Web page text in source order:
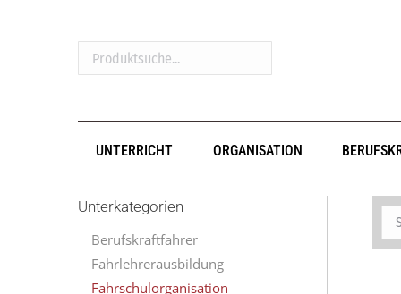
Produktsuche...
UNTERRICHT ORGANISATION
Unterkategorien
Berufskraftfahrer
Fahrlehrerausbildung
Fahrschulorganisation